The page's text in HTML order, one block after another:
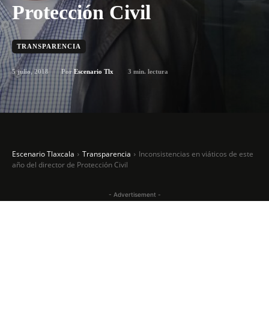
Protección Civil
TRANSPARENCIA
5 julio, 2018 Por Escenario Tlx 3 min. lectura
Escenario Tlaxcala Transparencia
Inconsistencias en viáticos de este
año del director de Protección Civil
- Advertisement -